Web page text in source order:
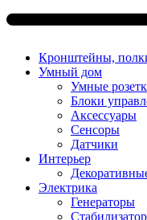
Кронштейны,
Умный дом
Умные
Блоки
Аксессуары
Сенсоры
Датчики
Интерьер
Электрика
Генераторы